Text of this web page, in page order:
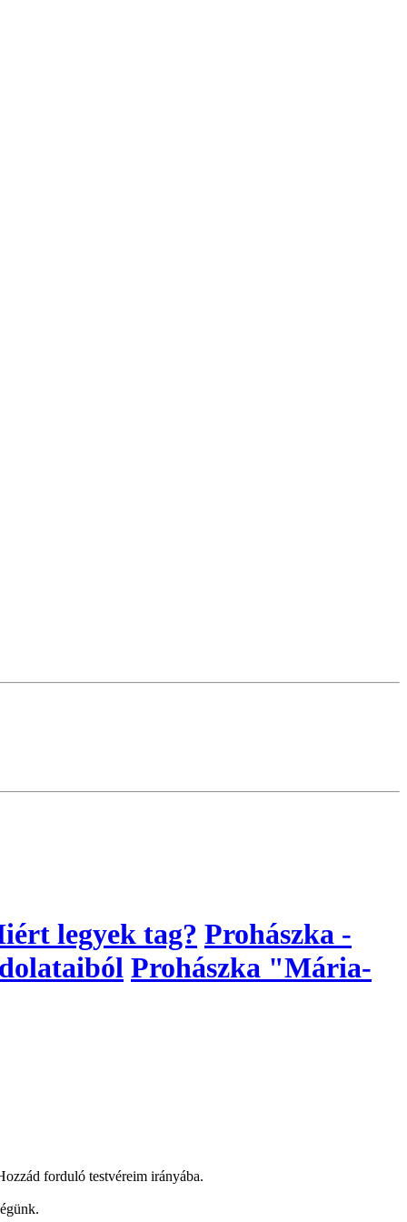
legyek tag? Prohászka -
Prohászka "Mária-
forduló testvéreim irányába.